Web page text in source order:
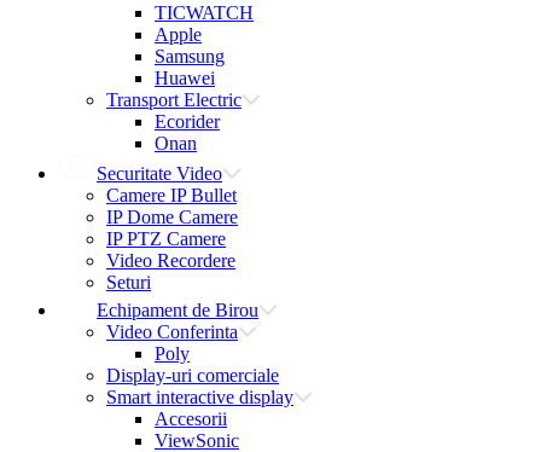
TICWATCH
Apple
Samsung
Huawei
Transport Electric
Ecorider
Onan
Securitate Video
Camere IP Bullet
IP Dome Camere
IP PTZ Camere
Video Recordere
Seturi
Echipament de Birou
Video Conferinta
Poly
Display-uri comerciale
Smart interactive display
Accesorii
ViewSonic